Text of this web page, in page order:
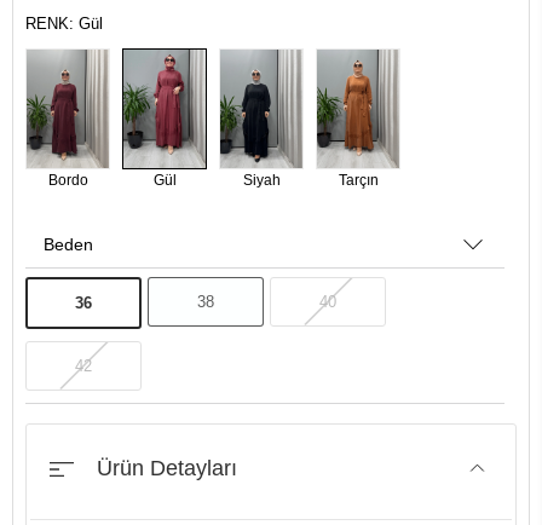
RENK: Gül
Bordo Gül Siyah Tarçın
Beden
36 38 40
42
Ürün Detayları